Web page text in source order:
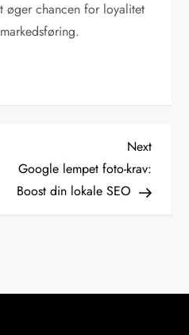
øger chancen for loyalitet
Next
Post
Next
Google lempet foto-krav:
Boost din lokale SEO